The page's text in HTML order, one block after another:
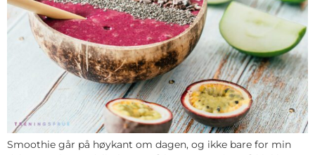
Smoothie går på høykant om dagen, og ikke bare for min